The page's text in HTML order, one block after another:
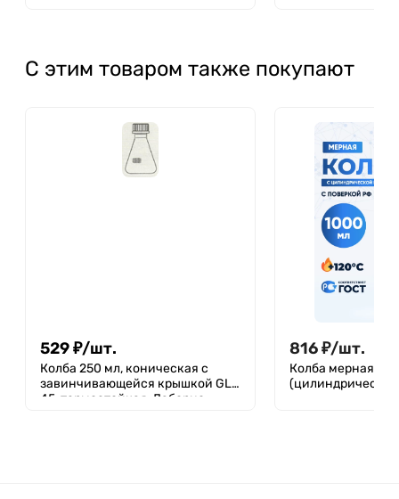
С этим товаром также покупают
529₽/шт.
Колба 250 мл, коническая с
завинчивающейся крышкой GL-
45, термостойкая, Лаборио
816₽/шт.
Колба мерная